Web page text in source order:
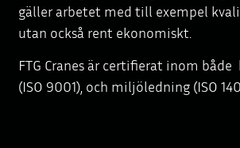
gäller arbetet med till exempel
utan också rent ekonomiskt.
FTG Cranes är certifierat inom
(ISO 9001), och miljöledning (ISO